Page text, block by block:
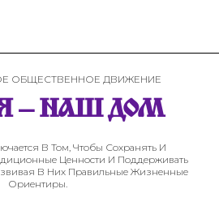
ОБЩЕСТВЕННОЕ ДВИЖЕНИЕ
– НАШ ДОМ
В Том, Чтобы Сохранять И
Ценности И Поддерживать
В Них Правильные Жизненные
Ориентиры.